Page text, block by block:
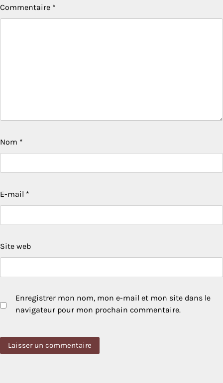
Commentaire *
Nom *
E-mail *
Site web
Enregistrer mon nom, mon e-mail et mon site dans le
navigateur pour mon prochain commentaire.